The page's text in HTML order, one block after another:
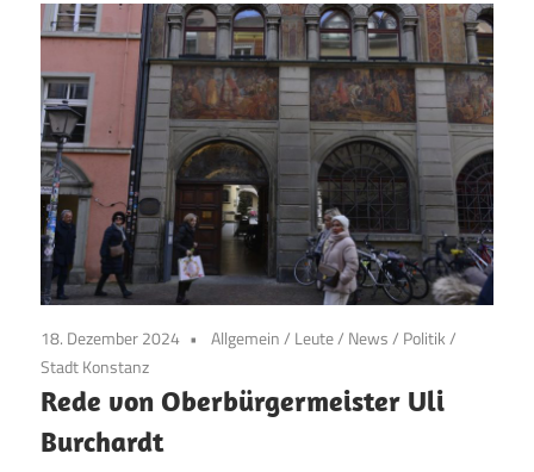
18. Dezember 2024 Allgemein/ Leute/ News/ Politik/
Stadt Konstanz
Rede von Oberbürgermeister Uli
Burchardt